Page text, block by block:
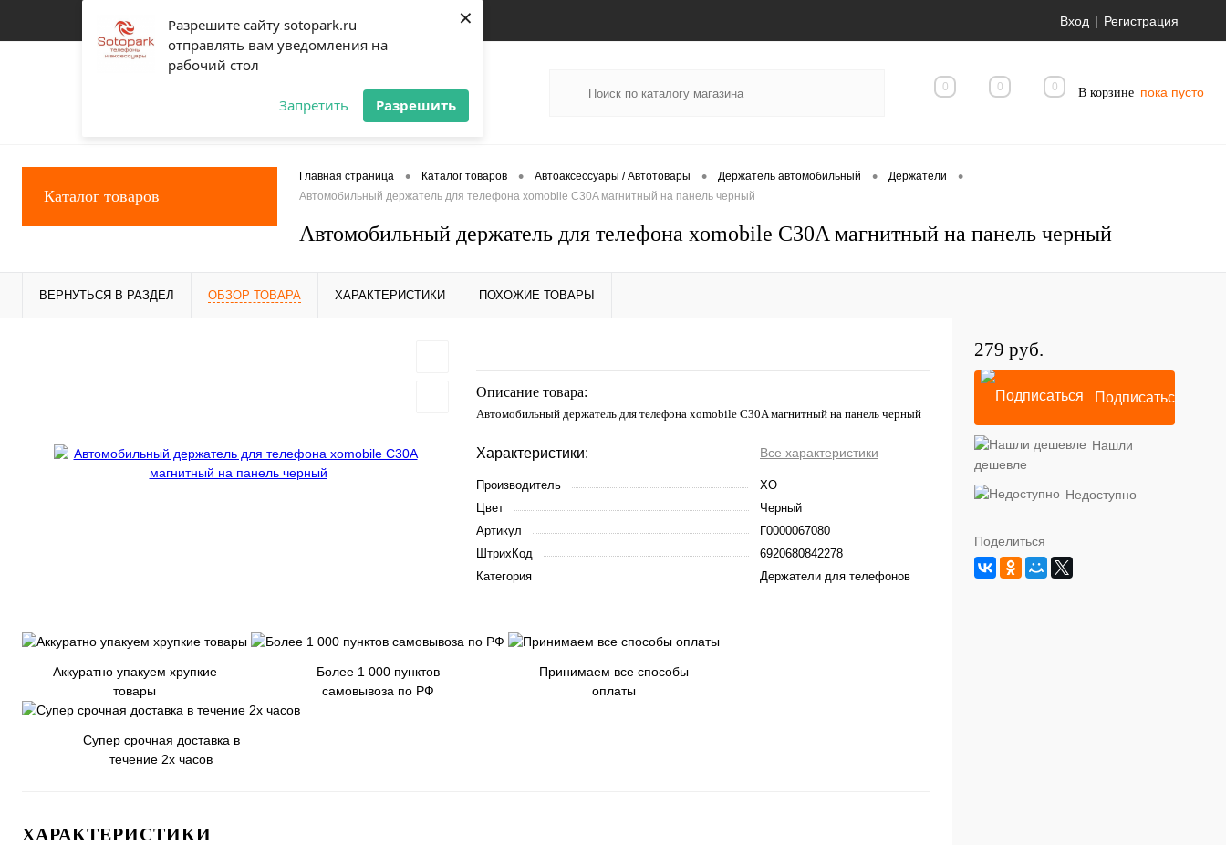
Разрешите сайту sotopark.ru
отправлять вам уведомления на
рабочий стол
Запретить Разрешить
× Вход Регистрация
0 0 0 В корзине пока пусто
Каталог товаров
Главная страница • Каталог товаров • Автоаксессуары / Автотовары • Держатель автомобильный • Держатели •
Автомобильный держатель для телефона xomobile C30A магнитный на панель черный
Автомобильный держатель для телефона xomobile C30A магнитный на панель черный
ВЕРНУТЬСЯ В РАЗДЕЛ ОБЗОР ТОВАРА ХАРАКТЕРИСТИКИ ПОХОЖИЕ ТОВАРЫ
Описание товара:
Автомобильный держатель для телефона xomobile C30A магнитный на панель черный
Характеристики: Все характеристики
Производитель
XO
Цвет
Черный
Артикул
Г0000067080
ШтрихКод
6920680842278
Категория
Держатели для телефонов
Аккуратно упакуем хрупкие
товары
Более 1 000 пунктов
самовывоза по РФ
Принимаем все способы
оплаты
Супер срочная доставка в
течение 2х часов
ХАРАКТЕРИСТИКИ
279 руб.
Подписаться
Нашли
дешевле
Недоступно
Поделиться